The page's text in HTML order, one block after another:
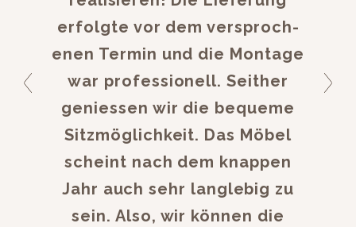
erfol­gte vor dem ver­sproch­
enen Ter­min und die Mon­tage
war pro­fes­sionell. Sei­ther
geniessen wir die bequeme
Sitzmöglichkeit. Das Möbel
scheint nach dem knap­pen
Jahr auch sehr lan­glebig zu
sein. Also, wir kön­nen die